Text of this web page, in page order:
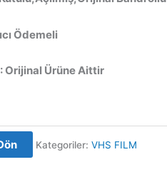
Ödemeli
Orijinal Ürüne Aittir
Kategoriler: VHS FILM